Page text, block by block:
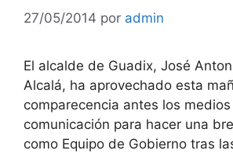
27/05/2014 por admin
El alcalde de Guadix, José
Alcalá, ha aprovechado esta
comparecencia antes los
comunicación para hacer una
como Equipo de Gobierno tras